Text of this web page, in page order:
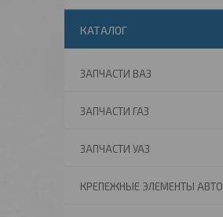
КАТАЛОГ
ЗАПЧАСТИ ВАЗ
ЗАПЧАСТИ ГАЗ
ЗАПЧАСТИ УАЗ
КРЕПЕЖНЫЕ ЭЛЕМЕНТЫ АВТО